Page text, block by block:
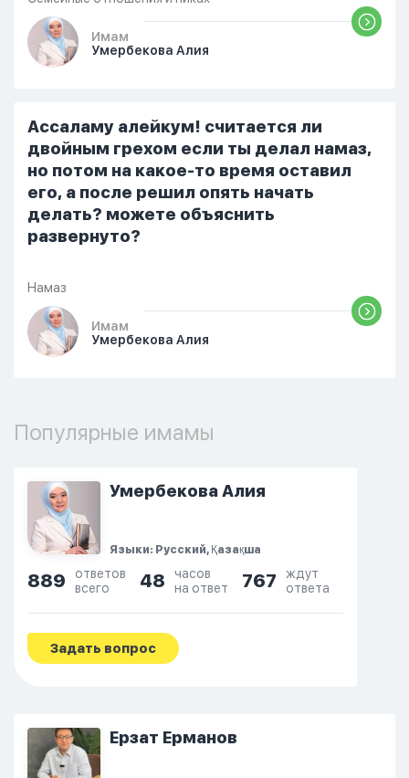
разбудила его, сказав, что мне плохо.
Он ответил: «Я живу с больными». Мне
стало очень обидно, и я решила
проснулся и спросил, что случилось. И
я рассказала о своих проблемах. Затем
я сказала ему:...
Имам
Умербекова Алия
Ассаламу алейкум! считается ли
двойным грехом если ты делал намаз,
но потом на какое-то время оставил
его, а после решил опять начать
делать? можете объяснить
развернуто?
Намаз
Имам
Умербекова Алия
Популярные имамы
Умербекова Алия
Языки: Русский, Қазақша
889
ответов
всего
48
часов
на ответ
767
ждут
ответа
Задать вопрос
Ерзат Ерманов